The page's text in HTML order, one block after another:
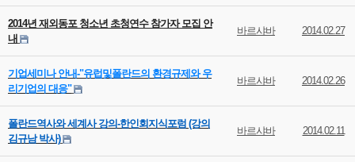
2014년 재외동포 청소년 초청연수 참가자 모집 안
내
바르샤바 2014.02.27
기업세미나 안내-"유럽및폴란드의 환경규제와 우
리기업의 대응"
바르샤바 2014.02.26
폴란드역사와 세계사 강의-한인회지식포럼 (강의
김규남 박사)
바르샤바 2014.02.11